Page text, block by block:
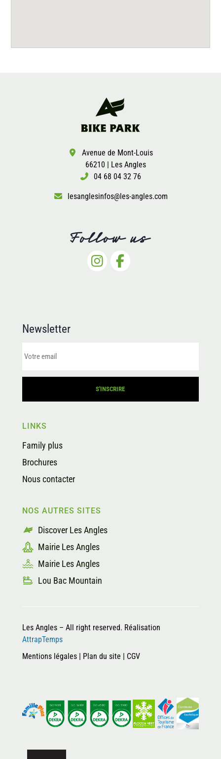
Salut c'est nous...
les Cookies !
pendant votre visite...
Avenue de Mont-Louis
66210 | Les Angles
04 68 04 32 76
lesanglesinfos@les-angles.com
Follow us
Newsletter
LINKS
Family plus
Brochures
Nous contacter
NOS AUTRES SITES
Discover Les Angles
Mairie Les Angles
Mairie Les Angles
Lou Bac Mountain
Les Angles – All right reserved. Réalisation
AttrapTemps
Mentions légales| Plan du site | CGV